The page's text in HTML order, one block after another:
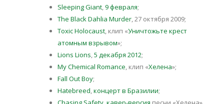
Sleeping Giant 9 февраля;
The Black Dahlia Murder , 27 октября 2009;
Toxic Holocaust , клип «Уничтожьте крест
атомным взрывом»;
Lions Lions 5 декабря 2012;
My Chemical Romance , клип «Хелена»;
Fall Out Boy;
Hatebreed концерт в Бразилии;